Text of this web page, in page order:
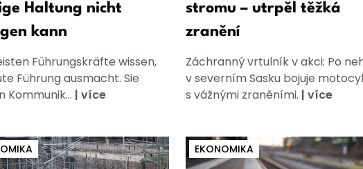
Haltung nicht
kann
Führungskräfte wissen,
Führung ausmacht. Sie
Kommunik... | více
stromu – utrpěl těžká
zranění
Záchranný vrtulník v akci: Po
v severním Sasku bojuje
s vážnými zraněními. | více
EKONOMIKA